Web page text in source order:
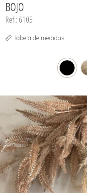
BOJO
Ref.: 6105
Tabela de medidas